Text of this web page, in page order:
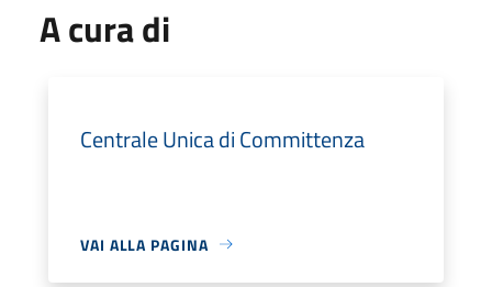
A cura di
Centrale Unica di Committenza
VAI ALLA PAGINA